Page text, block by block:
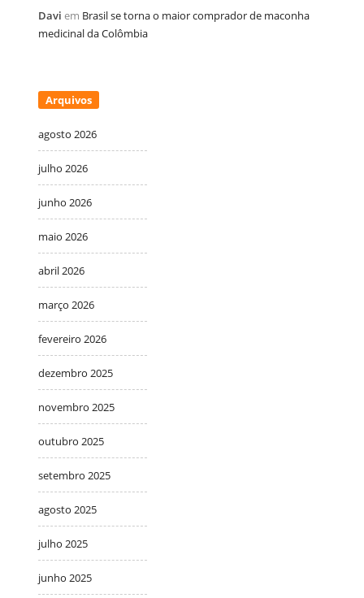
Davi em Brasil se torna o maior comprador de maconha
medicinal da Colômbia
Arquivos
agosto 2026
julho 2026
junho 2026
maio 2026
abril 2026
março 2026
fevereiro 2026
dezembro 2025
novembro 2025
outubro 2025
setembro 2025
agosto 2025
julho 2025
junho 2025